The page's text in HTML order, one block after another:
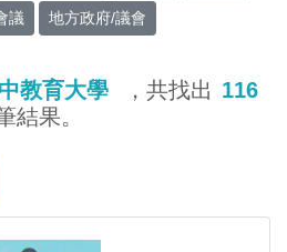
議 地方政府/議會
教育大學 ，共找出 116
結果。